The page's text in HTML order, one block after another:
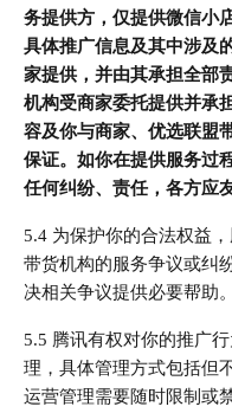
务提供方，仅提供微信小
具体推广信息及其中涉及
家提供，并由其承担全部
机构受商家委托提供并承
容及你与商家、优选联盟
保证。如你在提供服务过
任何纠纷、责任，各方应
5.4 为保护你的合法权益
带货机构的服务争议或纠
决相关争议提供必要帮助。
5.5 腾讯有权对你的推广
理，具体管理方式包括但
运营管理需要随时限制或